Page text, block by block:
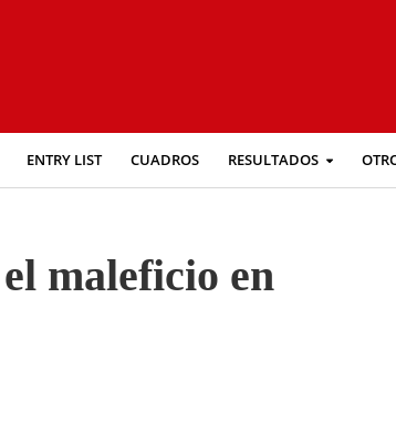
ENTRY LIST CUADROS RESULTADOS
maleficio en